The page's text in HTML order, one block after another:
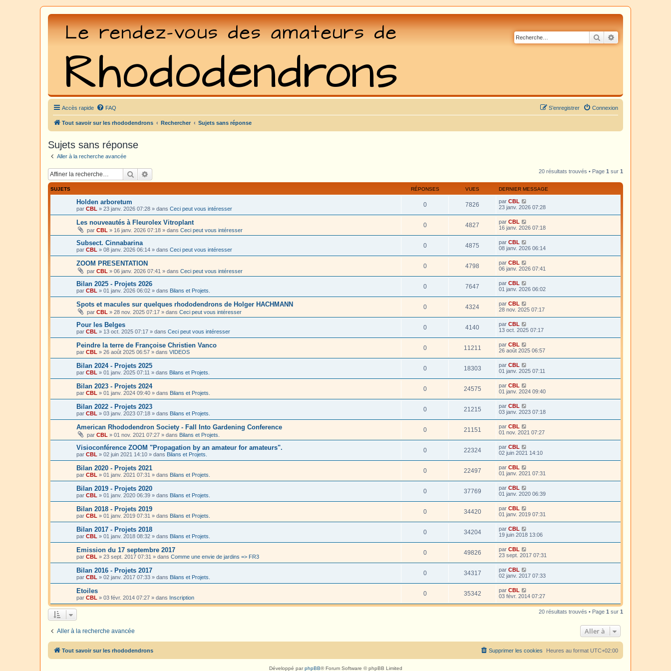
Rechercher
Accès rapide FAQ Connexion
S’enregistrer
Tout savoir sur les rhododendrons Rechercher Sujets sans réponse
Sujets sans réponse
Aller à la recherche avancée
Rechercher 20 résultats trouvés • Page 1 sur 1
SUJETS RÉPONSES VUES DERNIER MESSAGE
Holden arboretum
par CBL » 23 janv. 2026 07:28 » dans Ceci peut vous intéresser
0 7826 par CBL
23 janv. 2026 07:28
Les nouveautés à Fleurolex Vitroplant
par CBL » 16 janv. 2026 07:18 » dans Ceci peut vous intéresser
0 4827 par CBL
16 janv. 2026 07:18
Subsect. Cinnabarina
par CBL » 08 janv. 2026 06:14 » dans Ceci peut vous intéresser
0 4875 par CBL
08 janv. 2026 06:14
ZOOM PRESENTATION
par CBL » 06 janv. 2026 07:41 » dans Ceci peut vous intéresser
0 4798 par CBL
06 janv. 2026 07:41
Bilan 2025 - Projets 2026
par CBL » 01 janv. 2026 06:02 » dans Bilans et Projets.
0 7647 par CBL
01 janv. 2026 06:02
Spots et macules sur quelques rhododendrons de Holger HACHMANN
par CBL » 28 nov. 2025 07:17 » dans Ceci peut vous intéresser
0 4324 par CBL
28 nov. 2025 07:17
Pour les Belges
par CBL » 13 oct. 2025 07:17 » dans Ceci peut vous intéresser
0 4140 par CBL
13 oct. 2025 07:17
Peindre la terre de Françoise Christien Vanco
par CBL » 26 août 2025 06:57 » dans VIDEOS
0 11211 par CBL
26 août 2025 06:57
Bilan 2024 - Projets 2025
par CBL » 01 janv. 2025 07:11 » dans Bilans et Projets.
0 18303 par CBL
01 janv. 2025 07:11
Bilan 2023 - Projets 2024
par CBL » 01 janv. 2024 09:40 » dans Bilans et Projets.
0 24575 par CBL
01 janv. 2024 09:40
Bilan 2022 - Projets 2023
par CBL » 03 janv. 2023 07:18 » dans Bilans et Projets.
0 21215 par CBL
03 janv. 2023 07:18
American Rhododendron Society - Fall Into Gardening Conference
par CBL » 01 nov. 2021 07:27 » dans Bilans et Projets.
0 21151 par CBL
01 nov. 2021 07:27
Visioconférence ZOOM "Propagation by an amateur for amateurs".
par CBL » 02 juin 2021 14:10 » dans Bilans et Projets.
0 22324 par CBL
02 juin 2021 14:10
Bilan 2020 - Projets 2021
par CBL » 01 janv. 2021 07:31 » dans Bilans et Projets.
0 22497 par CBL
01 janv. 2021 07:31
Bilan 2019 - Projets 2020
par CBL » 01 janv. 2020 06:39 » dans Bilans et Projets.
0 37769 par CBL
01 janv. 2020 06:39
Bilan 2018 - Projets 2019
par CBL » 01 janv. 2019 07:31 » dans Bilans et Projets.
0 34420 par CBL
01 janv. 2019 07:31
Bilan 2017 - Projets 2018
par CBL » 01 janv. 2018 08:32 » dans Bilans et Projets.
0 34204 par CBL
19 juin 2018 13:06
Emission du 17 septembre 2017
par CBL » 23 sept. 2017 07:31 » dans Comme une envie de jardins => FR3
0 49826 par CBL
23 sept. 2017 07:31
Bilan 2016 - Projets 2017
par CBL » 02 janv. 2017 07:33 » dans Bilans et Projets.
0 34317 par CBL
02 janv. 2017 07:33
Etoiles
par CBL » 03 févr. 2014 07:27 » dans Inscription
0 35342 par CBL
03 févr. 2014 07:27
20 résultats trouvés • Page 1 sur 1
Aller à la recherche avancée Aller à
Tout savoir sur les rhododendrons Heures au format UTC+02:00
Supprimer les cookies
Développé parphpBB® Forum Software © phpBB Limited